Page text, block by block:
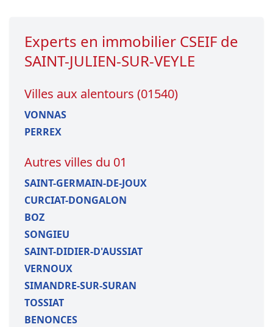
Experts en immobilier CSEIF de
SAINT-JULIEN-SUR-VEYLE
Villes aux alentours (01540)
VONNAS
PERREX
Autres villes du 01
SAINT-GERMAIN-DE-JOUX
CURCIAT-DONGALON
BOZ
SONGIEU
SAINT-DIDIER-D'AUSSIAT
VERNOUX
SIMANDRE-SUR-SURAN
TOSSIAT
BENONCES